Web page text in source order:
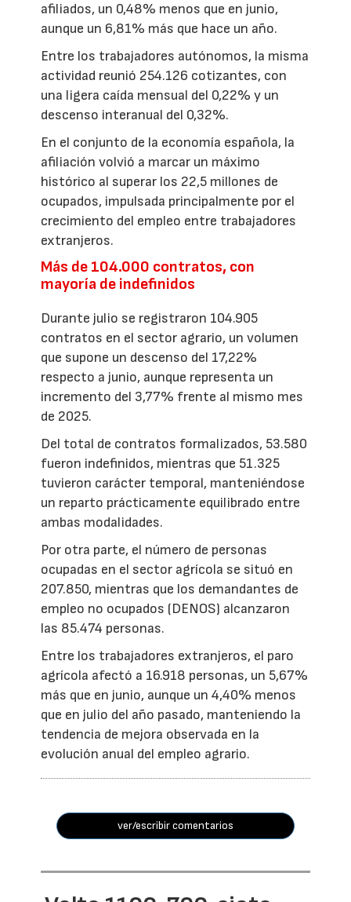
afiliados, un 0,48% menos que en junio,
aunque un 6,81% más que hace un año.
Entre los trabajadores autónomos, la misma
actividad reunió 254.126 cotizantes, con
una ligera caída mensual del 0,22% y un
descenso interanual del 0,32%.
En el conjunto de la economía española, la
afiliación volvió a marcar un máximo
histórico al superar los 22,5 millones de
ocupados, impulsada principalmente por el
crecimiento del empleo entre trabajadores
extranjeros.
Más de 104.000 contratos, con
mayoría de indefinidos
Durante julio se registraron 104.905
contratos en el sector agrario, un volumen
que supone un descenso del 17,22%
respecto a junio, aunque representa un
incremento del 3,77% frente al mismo mes
de 2025.
Del total de contratos formalizados, 53.580
fueron indefinidos, mientras que 51.325
tuvieron carácter temporal, manteniéndose
un reparto prácticamente equilibrado entre
ambas modalidades.
Por otra parte, el número de personas
ocupadas en el sector agrícola se situó en
207.850, mientras que los demandantes de
empleo no ocupados (DENOS) alcanzaron
las 85.474 personas.
Entre los trabajadores extranjeros, el paro
agrícola afectó a 16.918 personas, un 5,67%
más que en junio, aunque un 4,40% menos
que en julio del año pasado, manteniendo la
tendencia de mejora observada en la
evolución anual del empleo agrario.
ver/escribir comentarios